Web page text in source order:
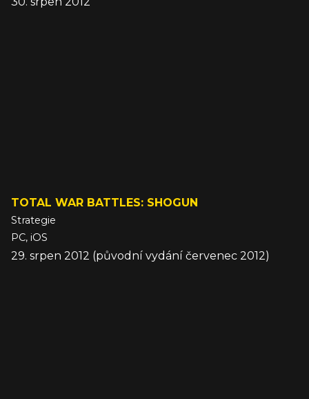
TOTAL WAR BATTLES: SHOGUN
Strategie
PC, iOS
29. srpen 2012 (původní vydání červenec 2012)